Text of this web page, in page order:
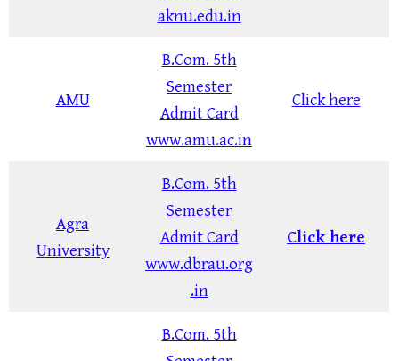
aknu.edu.in
AMU
B.Com. 5th
Semester
Admit Card
www.amu.ac.in
Click here
Agra
University
B.Com. 5th
Semester
Admit Card
www.dbrau.org
.in
Click here
B.Com. 5th